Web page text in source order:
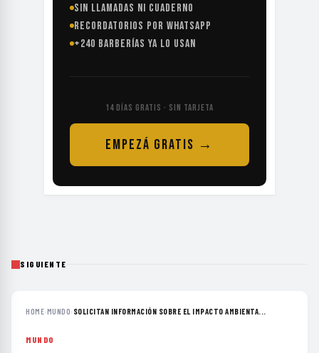
SIN LLAMADAS NI CUADERNO
RECORDATORIOS POR WHATSAPP
+240 BARBERÍAS YA LO USAN
14 DÍAS GRATIS · SIN TARJETA
EMPEZÁ GRATIS →
SIGUIENTE
HOME›MUNDO› SOLICITAN INFORMACIÓN SOBRE EL IMPACTO AMBIENTA...
MUNDO